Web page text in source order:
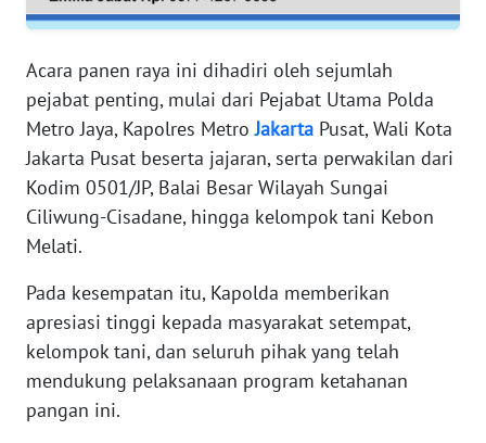
Acara panen raya ini dihadiri oleh sejumlah
pejabat penting, mulai dari Pejabat Utama Polda
Metro Jaya, Kapolres MetroJakarta Pusat, Wali Kota
Jakarta Pusat beserta jajaran, serta perwakilan dari
Kodim 0501/JP, Balai Besar Wilayah Sungai
Ciliwung-Cisadane, hingga kelompok tani Kebon
Melati.
Pada kesempatan itu, Kapolda memberikan
apresiasi tinggi kepada masyarakat setempat,
kelompok tani, dan seluruh pihak yang telah
mendukung pelaksanaan program ketahanan
pangan ini.
BARAT
WN
RIAU
WN
WN
JAMBI
WN
SULTRA
WN
NTB